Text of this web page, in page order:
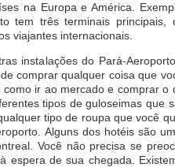
na Europa e América.
tem três terminais
viajantes internacionais.
instalações do Pará-
comprar qualquer coisa que
ir ao mercado e comprar
tipos de guloseimas que
tipo de roupa que você
Alguns dos hotéis são
Você não precisa se
espera de sua chegada.